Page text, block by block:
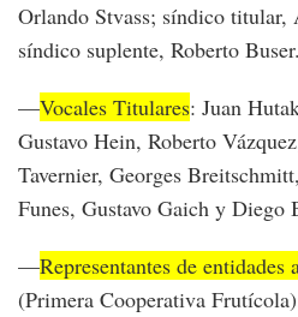
Orlando Stvass; síndico titular,
síndico suplente, Roberto Buser.
—Vocales Titulares: Juan
Gustavo Hein, Roberto
Tavernier, Georges
Funes, Gustavo Gaich y Diego
—Representantes de entidades
(Primera Cooperativa